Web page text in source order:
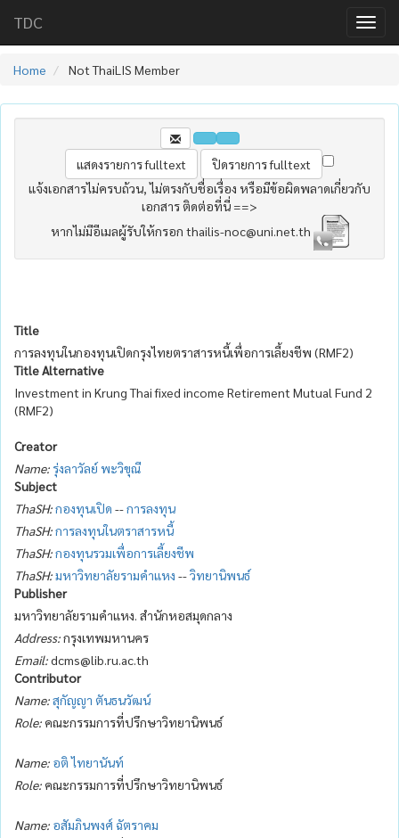
TDC
Home Not ThaiLIS Member
แจ้งเอกสารไม่ครบถ้วน, ไม่ตรงกับชื่อเรื่อง หรือมีข้อผิดพลาดเกี่ยวกับ
เอกสาร ติดต่อที่นี่ ==>
หากไม่มีอีเมลผู้รับให้กรอก thailis-noc@uni.net.th
Title
การลงทุนในกองทุนเปิดกรุงไทยตราสารหนี้เพื่อการเลี้ยงชีพ (RMF2)
Title Alternative
Investment in Krung Thai fixed income Retirement Mutual Fund 2
(RMF2)
Creator
Name: รุ่งลาวัลย์ พะวิขุณี
Subject
ThaSH:กองทุนเปิด --การลงทุน
ThaSH:การลงทุนในตราสารหนี้
ThaSH:กองทุนรวมเพื่อการเลี้ยงชีพ
ThaSH:มหาวิทยาลัยรามคำแหง --วิทยานิพนธ์
Publisher
มหาวิทยาลัยรามคำแหง. สำนักหอสมุดกลาง
Address:กรุงเทพมหานคร
Email:dcms@lib.ru.ac.th
Contributor
Name:สุกัญญา ตันธนวัฒน์
Role: คณะกรรมการที่ปรึกษาวิทยานิพนธ์
Name: อติ ไทยานันท์
Role: คณะกรรมการที่ปรึกษาวิทยานิพนธ์
Name: อสัมภินพงศ์ ฉัตราคม